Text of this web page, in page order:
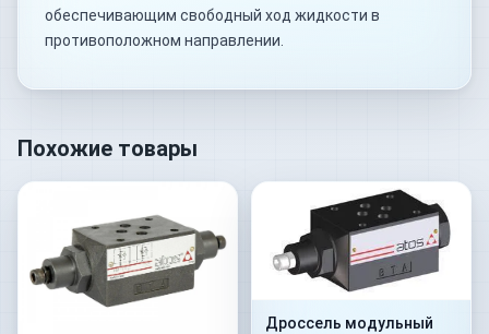
обеспечивающим свободный ход жидкости в
противоположном направлении.
Похожие товары
Дроссель модульный